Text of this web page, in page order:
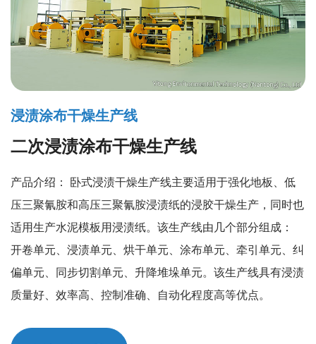
浸渍涂布干燥生产线
二次浸渍涂布干燥生产线
产品介绍： 卧式浸渍干燥生产线主要适用于强化地板、低
压三聚氰胺和高压三聚氰胺浸渍纸的浸胶干燥生产，同时也
适用生产水泥模板用浸渍纸。该生产线由几个部分组成：
开卷单元、浸渍单元、烘干单元、涂布单元、牵引单元、纠
偏单元、同步切割单元、升降堆垛单元。该生产线具有浸渍
质量好、效率高、控制准确、自动化程度高等优点。